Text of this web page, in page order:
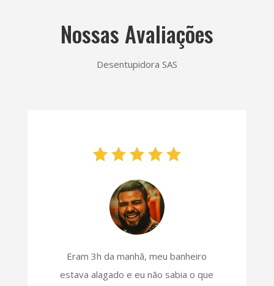
Nossas Avaliações
Desentupidora SAS
Eram 3h da manhã, meu banheiro
estava alagado e eu não sabia o que